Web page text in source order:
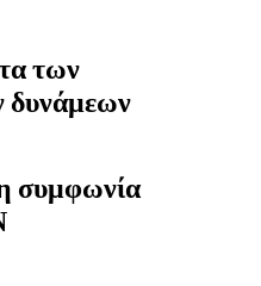
των
δυνάμεων
συμφωνία